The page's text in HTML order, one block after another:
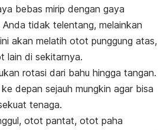
bebas mirip dengan gaya
tidak telentang, melainkan
akan melatih otot punggung atas,
lain di sekitarnya.
rotasi dari bahu hingga tangan.
depan sejauh mungkin agar bisa
tenaga.
otot pantat, otot paha